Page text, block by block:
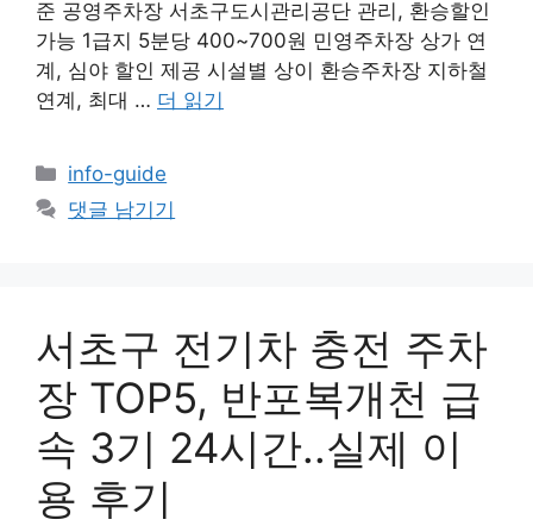
준 공영주차장 서초구도시관리공단 관리, 환승할인
가능 1급지 5분당 400~700원 민영주차장 상가 연
계, 심야 할인 제공 시설별 상이 환승주차장 지하철
연계, 최대 … 더 읽기
카
테
고
info-guide
댓글 남기기
서초구 전기차 충전 주차
장 TOP5, 반포복개천 급
속 3기 24시간..실제 이
용 후기